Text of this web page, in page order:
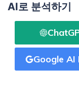
AI로 분석하기
Google AI